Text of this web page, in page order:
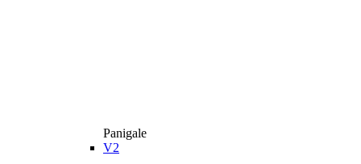
Panigale
V2